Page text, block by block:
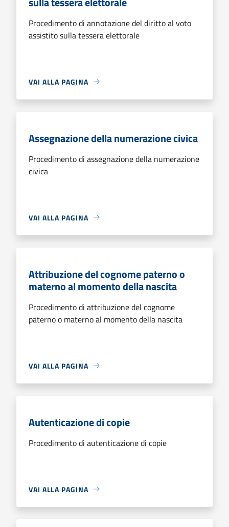
Procedimento di annotazione del diritto al voto
assistito sulla tessera elettorale
VAI ALLA PAGINA
Assegnazione della numerazione civica
Procedimento di assegnazione della numerazione
civica
VAI ALLA PAGINA
Attribuzione del cognome paterno o
materno al momento della nascita
Procedimento di attribuzione del cognome
paterno o materno al momento della nascita
VAI ALLA PAGINA
Autenticazione di copie
Procedimento di autenticazione di copie
VAI ALLA PAGINA